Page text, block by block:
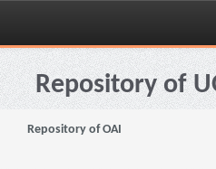
Skip
navigationRepository of
Repository of OAI